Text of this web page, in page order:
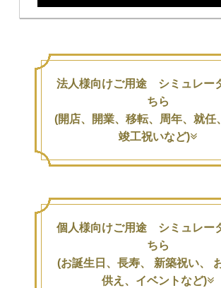
法人様向けご用途 シミュレー
ちら
(開店、開業、移転、周年、就任
竣工祝いなど)
個人様向けご用途 シミュレー
ちら
(お誕生日、長寿、 新築祝い、
供え、イベントなど)